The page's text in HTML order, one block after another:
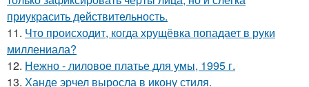
приукрасить действительность.
11. Что происходит, когда хрущёвка попадает в руки
миллениала?
12. Нежно - лиловое платье для умы, 1995 г.
13. Ханде эрчел выросла в икону стиля.